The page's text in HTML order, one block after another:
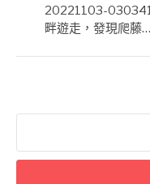
20221103-
畔遊走，發現爬藤…
關